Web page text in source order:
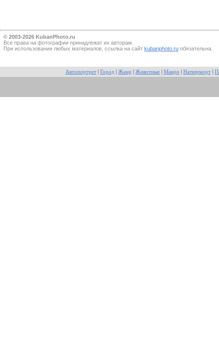
© 2003-2026 KubanPhoto.ru
Все прaва на фотографии принадлежат их авторам.
При использовании любых материалов, ссылка на сайт kubanphoto.ru обязательна.
Автопортрет Город Жанр Животные Макро Натюрморт